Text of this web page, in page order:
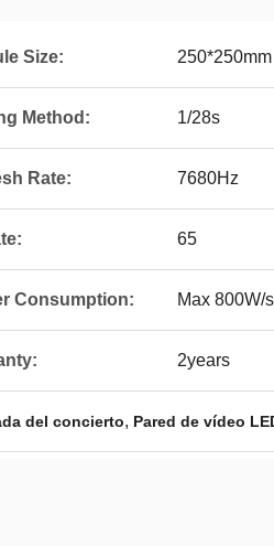
Size: 250*250mm
Method: 1/28s
Rate: 7680Hz
65
Consumption: Max 800W/
2years
del concierto, Pared de vídeo